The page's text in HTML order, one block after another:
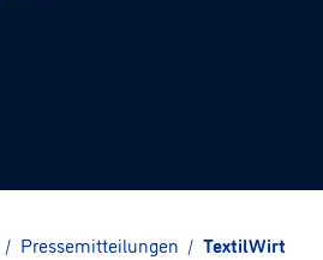
/ Pressemitteilungen /